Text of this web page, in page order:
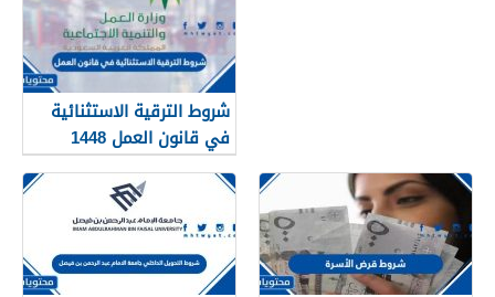
شروط الترقية الاستثنائية
في قانون العمل 1448